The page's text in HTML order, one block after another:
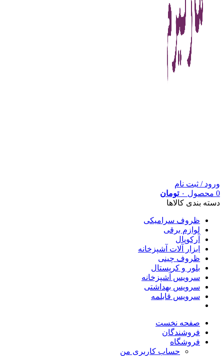
ورود / ثبت نام
0 محصول ۰ تومان
دسته بندی کالاها
ظروف سرامیکی
لوازم برقی
آرکوپال
ابزار آلات آشپزخانه
ظروف چینی
بلور و کریستال
سرویس آشپزخانه
سرویس بهداشتی
سرویس قابلمه
صفحه نخست
فروشندگان
فروشگاه
حساب کاربری من